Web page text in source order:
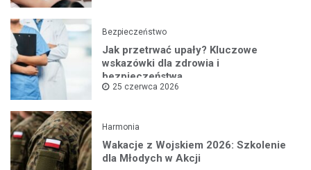
Bezpieczeństwo
Jak przetrwać upały? Kluczowe
wskazówki dla zdrowia i
bezpieczeństwa
25 czerwca 2026
Harmonia
Wakacje z Wojskiem 2026: Szkolenie
dla Młodych w Akcji